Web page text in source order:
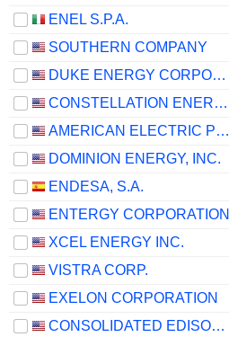
ENEL S.P.A.
SOUTHERN COMPANY
DUKE ENERGY CORPORATION
CONSTELLATION ENERGY CORPORATION
AMERICAN ELECTRIC POWER COMPANY, INC.
DOMINION ENERGY, INC.
ENDESA, S.A.
ENTERGY CORPORATION
XCEL ENERGY INC.
VISTRA CORP.
EXELON CORPORATION
CONSOLIDATED EDISON, INC.